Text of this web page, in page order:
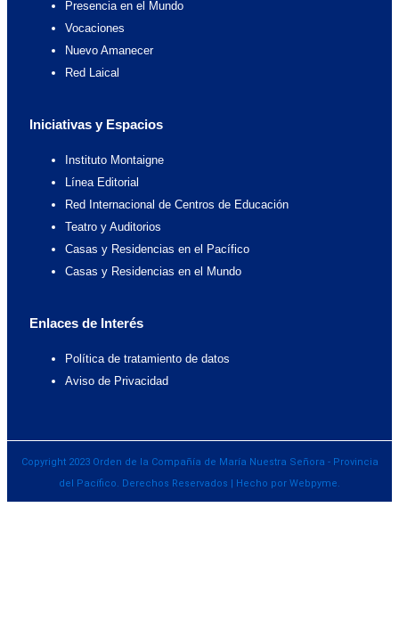
b
o
k
a
g
a
m
i
e
r
Presencia en el Mundo
Vocaciones
Nuevo Amanecer
Red Laical
Iniciativas y Espacios
Instituto Montaigne
Línea Editorial
Red Internacional de Centros de Educación
Teatro y Auditorios
Casas y Residencias en el Pacífico
Casas y Residencias en el Mundo
Enlaces de Interés
Política de tratamiento de datos
Aviso de Privacidad
Copyright 2023 Orden de la Compañía de María Nuestra Señora - Provincia
del Pacífico. Derechos Reservados | Hecho por Webpyme.